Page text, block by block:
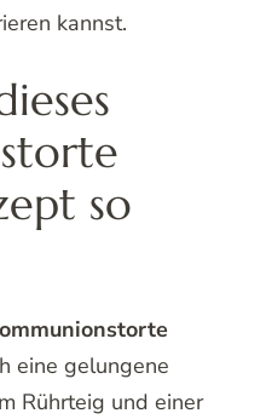
kannst.
so
eine gelungene
Rührteig und einer